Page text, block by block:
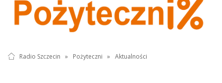
Radio Szczecin » Pożyteczni » Aktualności